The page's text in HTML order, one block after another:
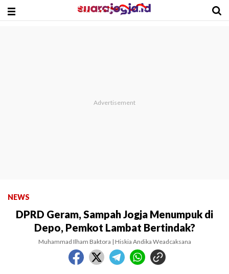
NEWS
DPRD Geram, Sampah Jogja Menumpuk di
Depo, Pemkot Lambat Bertindak?
Muhammad Ilham Baktora | Hiskia Andika Weadcaksana